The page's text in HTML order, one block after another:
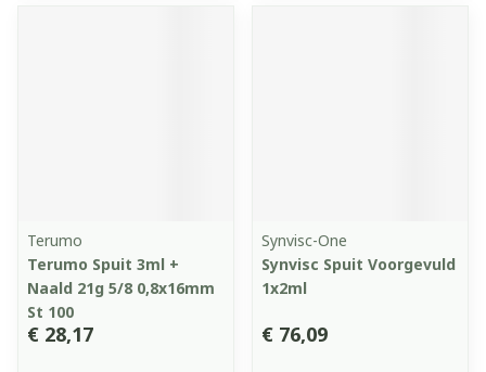
Terumo
Terumo Spuit 3ml +
Naald 21g 5/8 0,8x16mm
St 100
€ 28,17
Synvisc-One
Synvisc Spuit Voorgevuld
1x2ml
€ 76,09